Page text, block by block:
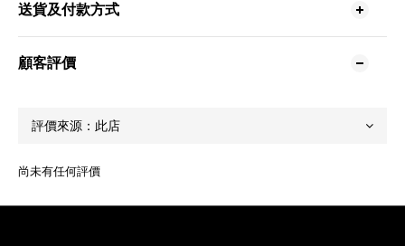
送貨及付款方式
顧客評價
尚未有任何評價